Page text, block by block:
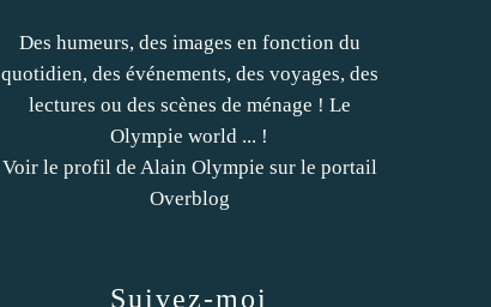
Des humeurs, des images en fonction du
quotidien, des événements, des voyages, des
lectures ou des scènes de ménage ! Le
Olympie world ... !
Voir le profil de Alain Olympie sur le portail
Overblog
Suivez-moi